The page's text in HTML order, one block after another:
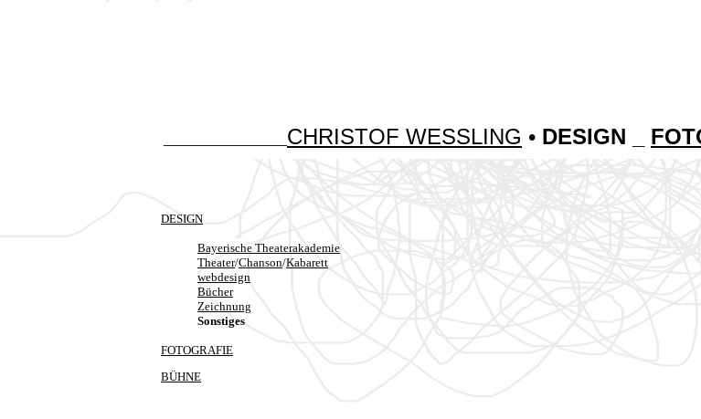
CHRISTOF WESSLING • DESIGN _
DESIGN
Theater/Chanson/Kabarett
webdesign
Bücher
Zeichnung
Sonstiges
FOTOGRAFIE
BÜHNE